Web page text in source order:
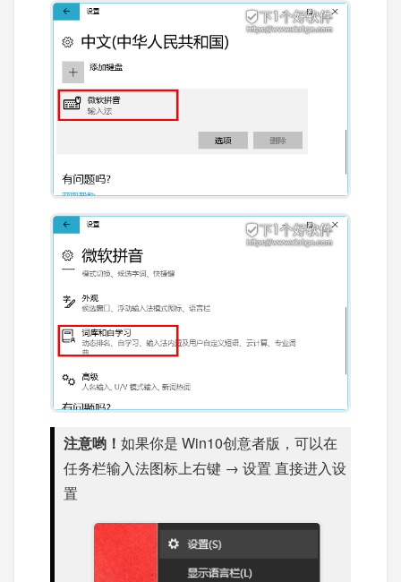
注意哟！ 如果你是 Win10创意者版，可以在
任务栏输入法图标上右键 → 设置 直接进入设
置